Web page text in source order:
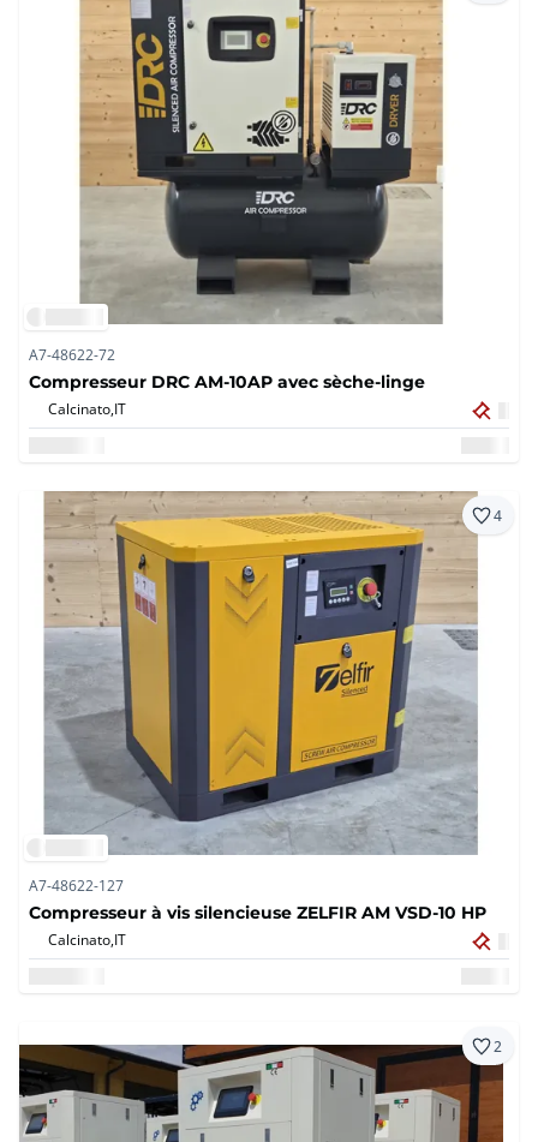
A7-48622-72
Compresseur DRC AM-10AP avec sèche-linge
Calcinato,IT
4
A7-48622-127
Compresseur à vis silencieuse ZELFIR AM VSD-10 HP
Calcinato,IT
2